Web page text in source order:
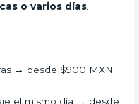
o varios días.
→ desde $900 MXN
el mismo día → desde